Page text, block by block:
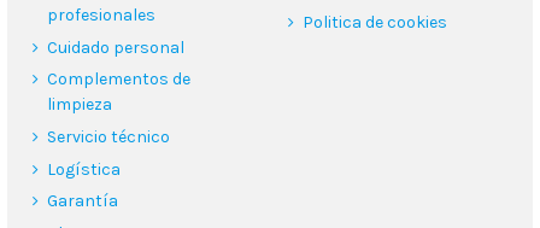
profesionales
Cuidado personal
Complementos de
limpieza
Servicio técnico
Logística
Garantía
Politica de cookies